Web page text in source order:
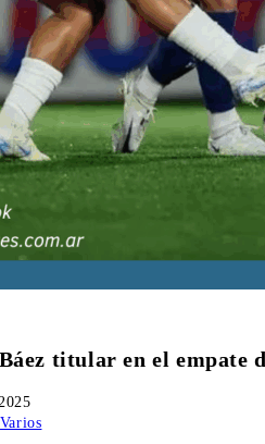
titular en el empate
Varios